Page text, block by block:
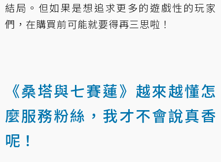
結局。但如果是想追求更多的遊戲性的玩家
們，在購買前可能就要得再三思啦！
《桑塔與七賽蓮》越來越懂怎
麼服務粉絲，我才不會說真香
呢！